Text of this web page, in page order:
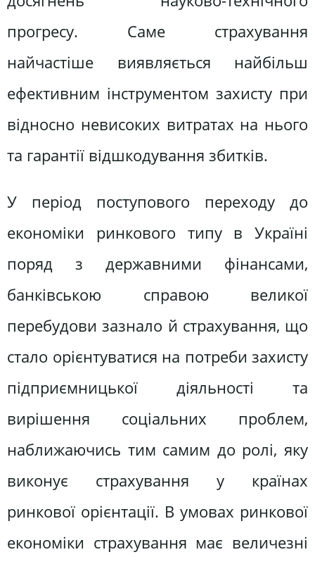
прогресу. Саме страхування
найчастіше виявляється найбільш
ефективним інструментом захисту при
відносно невисоких витратах на нього
та гарантії відшкодування збитків.
У період поступового переходу до
економіки ринкового типу в Україні
поряд з державними фінансами,
банківською справою великої
перебудови зазнало й страхування, що
стало орієнтуватися на потреби захисту
підприємницької діяльності та
вирішення соціальних проблем,
наближаючись тим самим до ролі, яку
виконує страхування у країнах
ринкової орієнтації. В умовах ринкової
економіки страхування має величезні